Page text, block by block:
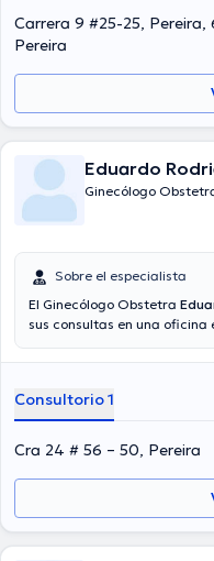
Carrera 9 #25-25,
Pereira
Eduardo
Ginecólogo
Sobre el especialista
El Ginecólogo Obstetra
sus consultas en una oficina
su área de especialidad. El
participado como miembro
Eduardo Rodrigo Henao
conferencias con el objetivo
ámbito de especialización y
consulta se puede realizar
Consultorio 1
Cra 24 # 56 – 50, Pereira